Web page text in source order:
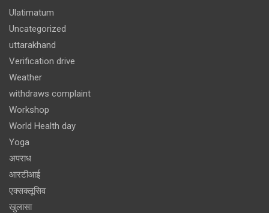
Ulatimatum
Uncategorized
uttarakhand
Verification drive
Weather
withdraws complaint
Workshop
World Health day
Yoga
अपराध
आरटीआई
एक्सक्लूसिव
खुलासा